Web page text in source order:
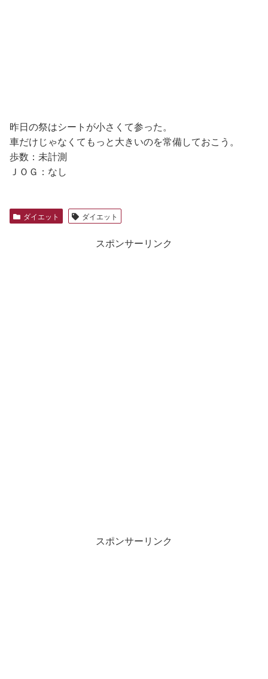
昨日の祭はシートが小さくて参った。
車だけじゃなくてもっと大きいのを常備しておこう。
歩数：未計測
ＪＯＧ：なし
ダイエット ダイエット
スポンサーリンク
スポンサーリンク